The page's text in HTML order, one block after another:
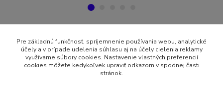
Tovar zaradený v kategóriách
AKCIA
Pre základnú funkčnosť, spríjemnenie používania webu, analytické
účely a v prípade udelenia súhlasu aj na účely cielenia reklamy
využívame súbory cookies. Nastavenie vlastných preferencií
cookies môžete kedykoľvek upraviť odkazom v spodnej časti
stránok.